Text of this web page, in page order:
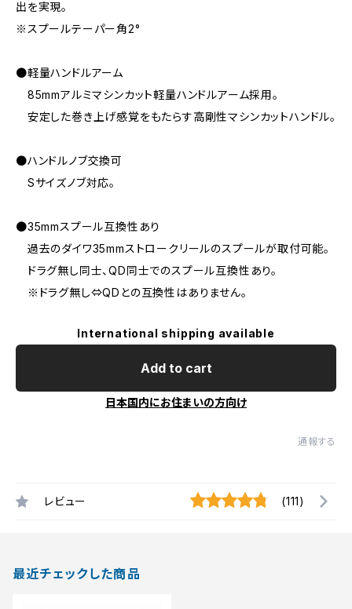
出を実現。
※スプールテーパー角2°
●軽量ハンドルアーム
85mmアルミマシンカット軽量ハンドルアーム採用。
安定した巻き上げ感覚をもたらす高剛性マシンカットハンドル。
●ハンドルノブ交換可
Sサイズノブ対応。
●35mmスプール互換性あり
過去のダイワ35mmストロークリールのスプールが取付可能。
ドラグ無し同士、QD同士でのスプール互換性あり。
※ドラグ無し⇔QDとの互換性はありません。
International shipping available
Add to cart
日本国内にお住まいの方向け
通報する
レビュー (111)
最近チェックした商品